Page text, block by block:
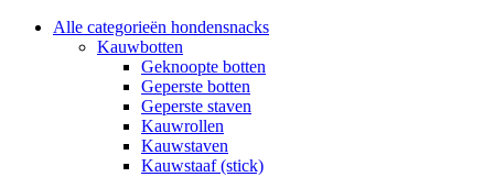
Alle categorieën hondensnacks
Kauwbotten
Geknoopte botten
Geperste botten
Geperste staven
Kauwrollen
Kauwstaven
Kauwstaaf (stick)